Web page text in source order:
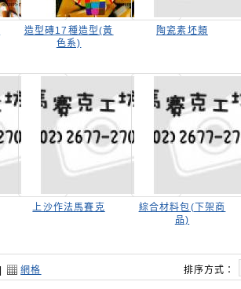
造型磚17種造型(黃
色系)
陶瓷素坯類
上沙作法馬賽克
綜合材料包(下架商
品)
網格 排序方式：